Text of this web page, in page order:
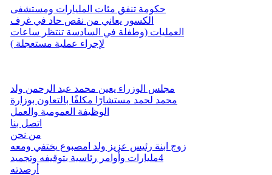
حكومة تنفق مئات المليارات ومستشفى
الكسور يعاني من نقص حاد في غرف
العمليات (وطفلة في السادسة تنتظر ساعات
لإجراء عملية مستعجلة )
مجلس الوزراء يعين محمد عبد الرحمن ولد
محمد لحمد مستشارًا مكلفًا بالتعاون بوزارة
الوظيفة العمومية والعمل
اتصل بنا
من نحن
زوج ابنة رئيس عزيز ولد امصبوع يختفي ومعه
4مليارات وأوامر رئاسية بتوقيفه وتجميد
أرصدته